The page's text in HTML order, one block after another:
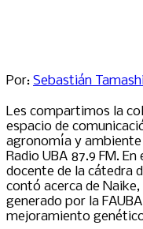
Por: Sebastián
Les compartimos la
espacio de
agronomía y ambiente
Radio UBA 87.9 FM.
docente de la cátedra
contó acerca de
generado por la
mejoramiento